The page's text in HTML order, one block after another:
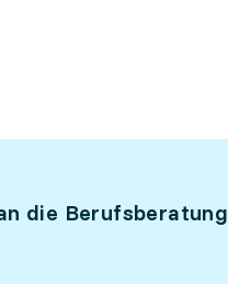
die Berufsberatung